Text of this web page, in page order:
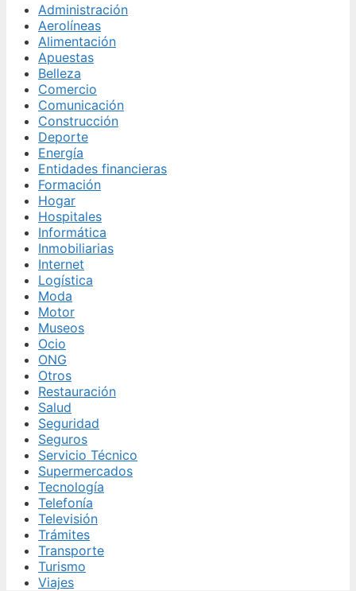
Administración
Aerolíneas
Alimentación
Apuestas
Belleza
Comercio
Comunicación
Construcción
Deporte
Energía
Entidades financieras
Formación
Hogar
Hospitales
Informática
Inmobiliarias
Internet
Logística
Moda
Motor
Museos
Ocio
ONG
Otros
Restauración
Salud
Seguridad
Seguros
Servicio Técnico
Supermercados
Tecnología
Telefonía
Televisión
Trámites
Transporte
Turismo
Viajes